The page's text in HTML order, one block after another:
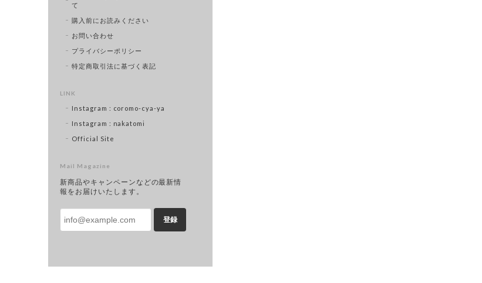
て
購入前にお読みください
お問い合わせ
プライバシーポリシー
特定商取引法に基づく表記
LINK
Instagram : coromo-cya-ya
Instagram : nakatomi
Official Site
Mail Magazine
新商品やキャンペーンなどの最新情
報をお届けいたします。
登録